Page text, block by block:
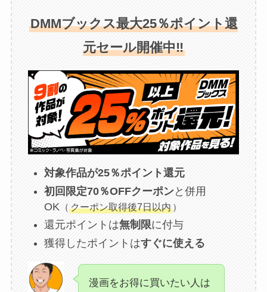
DMMブックス最大25％ポイント還
元セール開催中‼
対象作品が25％ポイント還元
初回限定70％OFFクーポン と併用
OK （ クーポン取得後7日以内）
還元ポイントは無制限に付与
獲得したポイントはすぐに使える
漫画をお得に買いたい人は